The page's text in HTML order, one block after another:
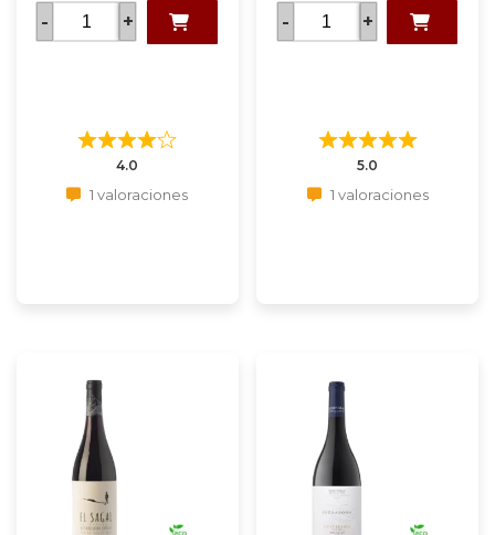
- +
4.0
1 valoraciones
- +
5.0
1 valoraciones